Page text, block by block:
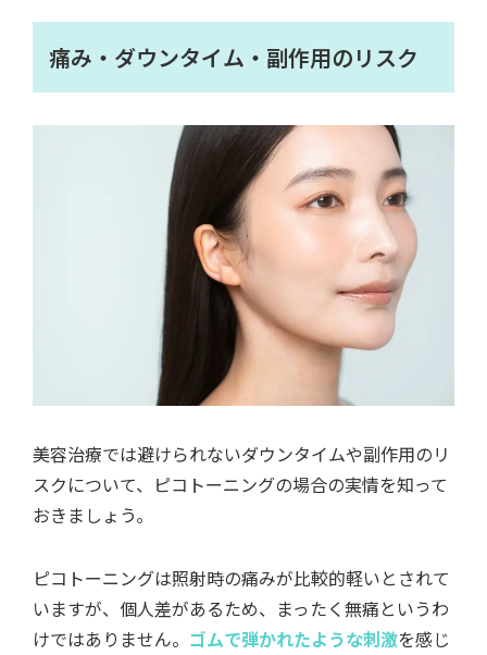
痛み・ダウンタイム・副作用のリスク
美容治療では避けられないダウンタイムや副作用のリ
スクについて、ピコトーニングの場合の実情を知って
おきましょう。
ピコトーニングは照射時の痛みが比較的軽いとされて
いますが、個人差があるため、まったく無痛というわ
けではありません。 ゴムで弾かれたような刺激を感じ